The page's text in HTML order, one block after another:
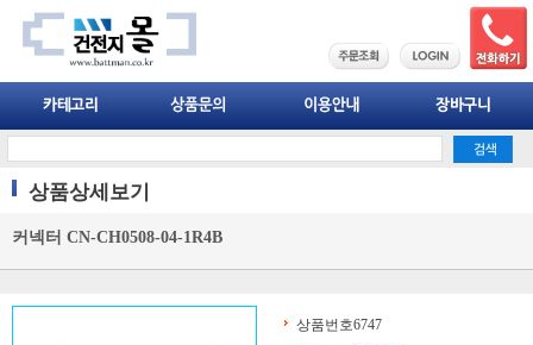
상품상세보기
커넥터 CN-CH0508-04-1R4B
상품번호6747